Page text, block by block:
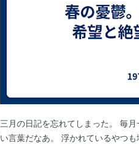
三月の日記を忘れてしまった。 毎
い言葉だなあ。 浮かれているやつ